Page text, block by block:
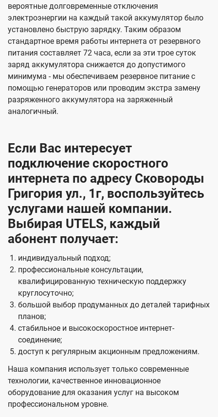
вероятные долговременные отключения
электроэнергии на каждый такой аккумулятор было
установлено быструю зарядку. Таким образом
стандартное время работы интернета от резервного
питания составляет 72 часа, если за эти трое суток
заряд аккумулятора снижается до допустимого
минимума - мы обеспечиваем резервное питание с
помощью генераторов или проводим экстра замену
разряженного аккумулятора на заряженный
аналогичный.
Если Вас интересует
подключение скоростного
интернета по адресу Сковороды
Григория ул., 1г, воспользуйтесь
услугами нашей компании.
Выбирая UTELS, каждый
абонент получает:
индивидуальный подход;
профессиональные консультации,
квалифицированную техническую поддержку
круглосуточно;
большой выбор продуманных до деталей тарифных
планов;
стабильное и высокоскоростное интернет-
соединение;
доступ к регулярным акционным предложениям.
Наша компания использует только современные
технологии, качественное инновационное
оборудование для оказания услуг на высоком
профессиональном уровне.